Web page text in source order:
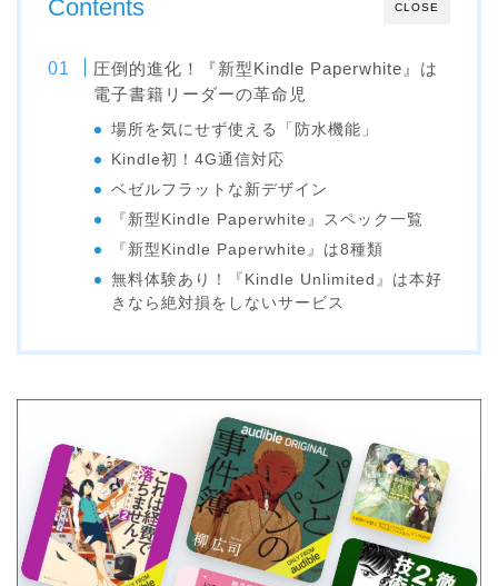
CLOSE
Contents
圧倒的進化！『新型Kindle Paperwhite』は
電子書籍リーダーの革命児
場所を気にせず使える「防水機能」
Kindle初！4G通信対応
ベゼルフラットな新デザイン
『新型Kindle Paperwhite』スペック一覧
『新型Kindle Paperwhite』は8種類
無料体験あり！『Kindle Unlimited』は本好
きなら絶対損をしないサービス